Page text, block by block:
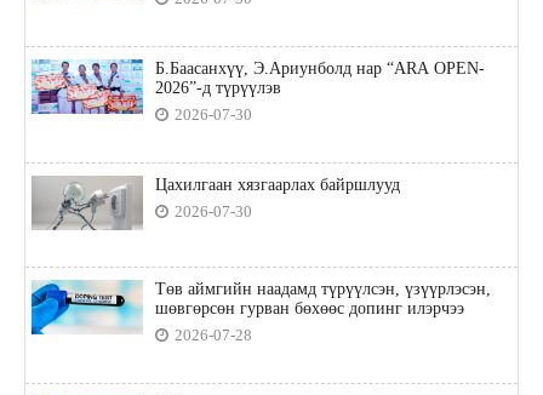
Б.Баасанхүү, Э.Ариунболд нар “ARA OPEN-
2026”-д түрүүлэв
2026-07-30
Цахилгаан хязгаарлах байршлууд
2026-07-30
Төв аймгийн наадамд түрүүлсэн, үзүүрлэсэн,
шөвгөрсөн гурван бөхөөс допинг илэрчээ
2026-07-28